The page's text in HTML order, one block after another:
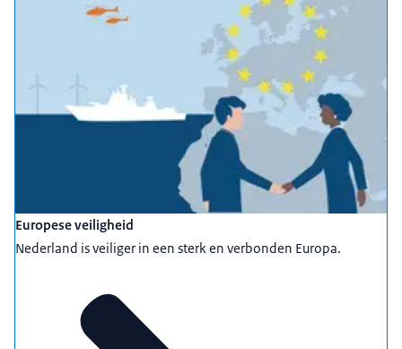
Europese veiligheid
Nederland is veiliger in een sterk en verbonden Europa.